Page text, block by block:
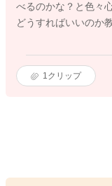
べるのかな？と色々
どうすればいいのか
1 クリップ